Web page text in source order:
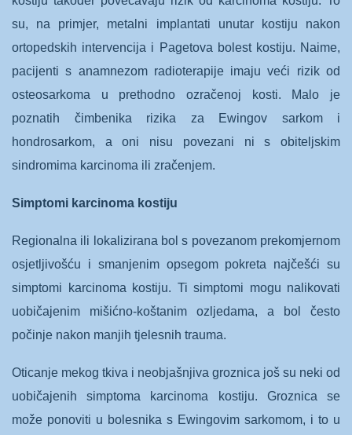
su, na primjer, metalni implantati unutar kostiju nakon
ortopedskih intervencija i Pagetova bolest kostiju. Naime,
pacijenti s anamnezom radioterapije imaju veći rizik od
osteosarkoma u prethodno ozračenoj kosti. Malo je
poznatih čimbenika rizika za Ewingov sarkom i
hondrosarkom, a oni nisu povezani ni s obiteljskim
sindromima karcinoma ili zračenjem.
Simptomi karcinoma kostiju
Regionalna ili lokalizirana bol s povezanom prekomjernom
osjetljivošću i smanjenim opsegom pokreta najčešći su
simptomi karcinoma kostiju. Ti simptomi mogu nalikovati
uobičajenim mišićno-koštanim ozljedama, a bol često
počinje nakon manjih tjelesnih trauma.
Oticanje mekog tkiva i neobjašnjiva groznica još su neki od
uobičajenih simptoma karcinoma kostiju. Groznica se
može ponoviti u bolesnika s Ewingovim sarkomom, i to u